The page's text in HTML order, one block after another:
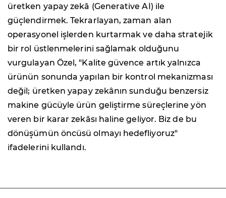
üretken yapay zekâ (Generative AI) ile
güçlendirmek. Tekrarlayan, zaman alan
operasyonel işlerden kurtarmak ve daha stratejik
bir rol üstlenmelerini sağlamak olduğunu
vurgulayan Özel, "Kalite güvence artık yalnızca
ürünün sonunda yapılan bir kontrol mekanizması
değil; üretken yapay zekânın sunduğu benzersiz
makine gücüyle ürün geliştirme süreçlerine yön
veren bir karar zekâsı haline geliyor. Biz de bu
dönüşümün öncüsü olmayı hedefliyoruz"
ifadelerini kullandı.